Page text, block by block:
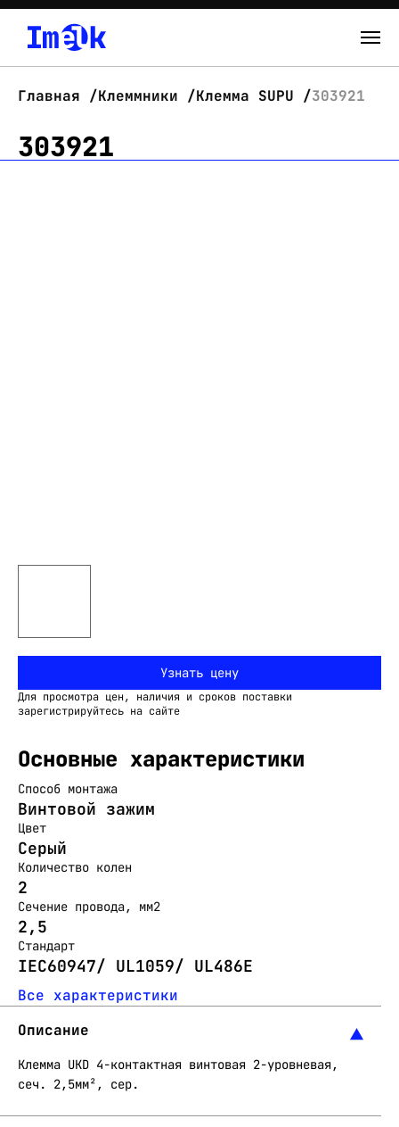
Главная Клеммники Клемма SUPU 303921
303921
Узнать цену
Для просмотра цен, наличия и сроков поставки
зарегистрируйтесь на сайте
Основные характеристики
Способ монтажа
Винтовой зажим
Цвет
Серый
Количество колен
2
Сечение провода, мм2
2,5
Стандарт
IEC60947/ UL1059/ UL486E
Все характеристики
Описание
Клемма UKD 4-контактная винтовая 2-уровневая,
сеч. 2,5мм², сер.